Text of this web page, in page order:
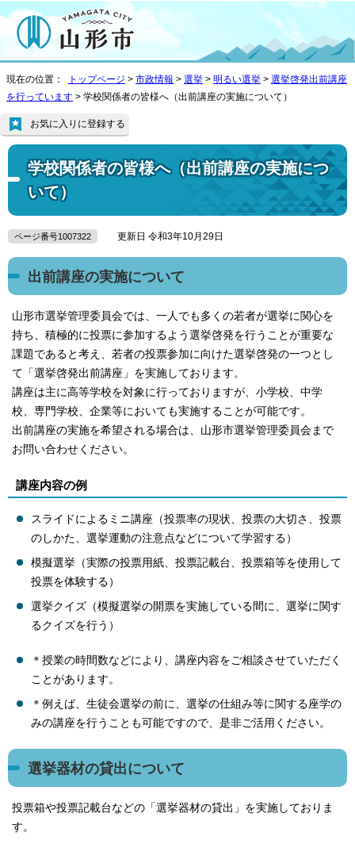
現在の位置： トップページ > 市政情報 > 選挙 > 明るい選挙 > 選挙啓発出前講座
を行っています > 学校関係者の皆様へ（出前講座の実施について）
学校関係者の皆様へ（出前講座の実施につ
いて）
お気に入りに登録する
ページ番号1007322 更新日 令和3年10月29日
出前講座の実施について
山形市選挙管理委員会では、一人でも多くの若者が選挙に関心を
持ち、積極的に投票に参加するよう選挙啓発を行うことが重要な
課題であると考え、若者の投票参加に向けた選挙啓発の一つとし
て「選挙啓発出前講座」を実施しております。
講座は主に高等学校を対象に行っておりますが、小学校、中学
校、専門学校、企業等においても実施することが可能です。
出前講座の実施を希望される場合は、山形市選挙管理委員会まで
お問い合わせください。
講座内容の例
スライドによるミニ講座（投票率の現状、投票の大切さ、投票
のしかた、選挙運動の注意点などについて学習する）
模擬選挙（実際の投票用紙、投票記載台、投票箱等を使用して
投票を体験する）
選挙クイズ（模擬選挙の開票を実施している間に、選挙に関す
るクイズを行う）
＊授業の時間数などにより、講座内容をご相談させていただく
ことがあります。
＊例えば、生徒会選挙の前に、選挙の仕組み等に関する座学の
みの講座を行うことも可能ですので、是非ご活用ください。
選挙器材の貸出について
投票箱や投票記載台などの「選挙器材の貸出」を実施しておりま
す。